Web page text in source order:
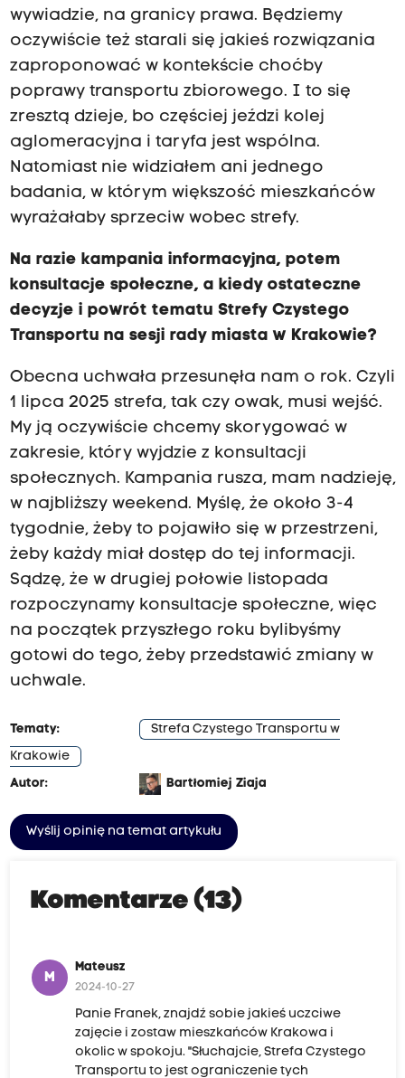
wywiadzie, na granicy prawa. Będziemy
oczywiście też starali się jakieś rozwiązania
zaproponować w kontekście choćby
poprawy transportu zbiorowego. I to się
zresztą dzieje, bo częściej jeździ kolej
aglomeracyjna i taryfa jest wspólna.
Natomiast nie widziałem ani jednego
badania, w którym większość mieszkańców
wyrażałaby sprzeciw wobec strefy.
Na razie kampania informacyjna, potem
konsultacje społeczne, a kiedy ostateczne
decyzje i powrót tematu Strefy Czystego
Transportu na sesji rady miasta w Krakowie?
Obecna uchwała przesunęła nam o rok. Czyli
1 lipca 2025 strefa, tak czy owak, musi wejść.
My ją oczywiście chcemy skorygować w
zakresie, który wyjdzie z konsultacji
społecznych. Kampania rusza, mam nadzieję,
w najbliższy weekend. Myślę, że około 3-4
tygodnie, żeby to pojawiło się w przestrzeni,
żeby każdy miał dostęp do tej informacji.
Sądzę, że w drugiej połowie listopada
rozpoczynamy konsultacje społeczne, więc
na początek przyszłego roku bylibyśmy
gotowi do tego, żeby przedstawić zmiany w
uchwale.
Tematy:
Strefa Czystego Transportu w
Krakowie
Autor:
Bartłomiej Ziaja
Wyślij opinię na temat artykułu
Komentarze (13)
M
Mateusz
2024-10-27
Panie Franek, znajdź sobie jakieś uczciwe
zajęcie i zostaw mieszkańców Krakowa i
okolic w spokoju. "Słuchajcie, Strefa Czystego
Transportu to jest ograniczenie tych